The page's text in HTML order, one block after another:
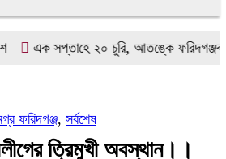
সপ্তাহে ২০ চুরি, আতঙ্কে ফরিদগঞ্জবাসী
ফরিদগঞ্জ, সর্বশেষ
ত্রিমুখী অবস্থান।।